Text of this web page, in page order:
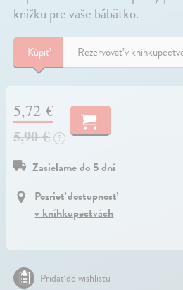
knižku pre vaše bábätko.
Kúpiť Rezervovať v
5,72 €
5,90 €
?
Zasielame do 5 dní
Pozrieť dostupnosť
v kníhkupectvách
Pridať do wishlistu